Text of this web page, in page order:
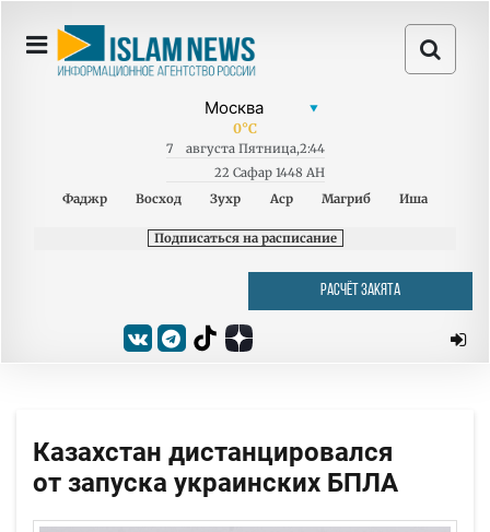
0°C
7 августа Пятница,2:44
22 Сафар 1448 AH
Фаджр
Восход Зухр Аср Магриб Иша
Подписаться на расписание
РАСЧЁТ ЗАКЯТА
Казахстан дистанцировался
от запуска украинских БПЛА